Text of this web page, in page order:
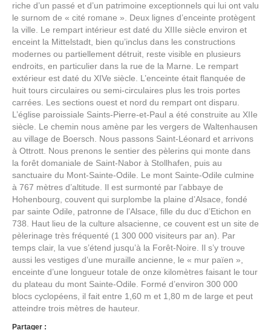
riche d’un passé et d’un patrimoine exceptionnels qui lui ont valu
le surnom de « cité romane ». Deux lignes d’enceinte protègent
la ville. Le rempart intérieur est daté du XIIIe siècle environ et
enceint la Mittelstadt, bien qu’inclus dans les constructions
modernes ou partiellement détruit, reste visible en plusieurs
endroits, en particulier dans la rue de la Marne. Le rempart
extérieur est daté du XIVe siècle. L’enceinte était flanquée de
huit tours circulaires ou semi-circulaires plus les trois portes
carrées. Les sections ouest et nord du rempart ont disparu.
L’église paroissiale Saints-Pierre-et-Paul a été construite au XIIe
siècle. Le chemin nous amène par les vergers de Waltenhausen
au village de Boersch. Nous passons Saint-Léonard et arrivons
à Ottrott. Nous prenons le sentier des pèlerins qui monte dans
la forêt domaniale de Saint-Nabor à Stollhafen, puis au
sanctuaire du Mont-Sainte-Odile. Le mont Sainte-Odile culmine
à 767 mètres d’altitude. Il est surmonté par l’abbaye de
Hohenbourg, couvent qui surplombe la plaine d’Alsace, fondé
par sainte Odile, patronne de l’Alsace, fille du duc d’Etichon en
738. Haut lieu de la culture alsacienne, ce couvent est un site de
pèlerinage très fréquenté (1 300 000 visiteurs par an). Par
temps clair, la vue s’étend jusqu’à la Forêt-Noire. Il s’y trouve
aussi les vestiges d’une muraille ancienne, le « mur païen »,
enceinte d’une longueur totale de onze kilomètres faisant le tour
du plateau du mont Sainte-Odile. Formé d’environ 300 000
blocs cyclopéens, il fait entre 1,60 m et 1,80 m de large et peut
atteindre trois mètres de hauteur.
Partager :